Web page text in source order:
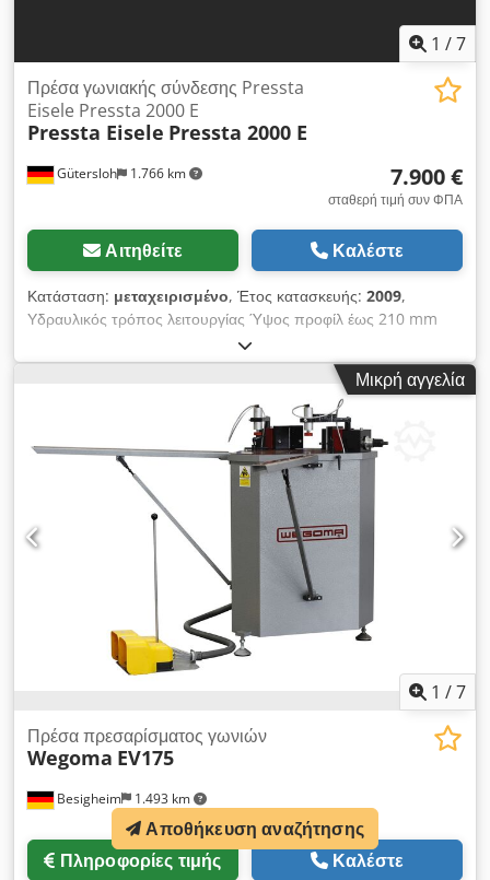
1 /7
Gütersloh 1.766 km
Πρέσα γωνιακής σύνδεσης Pressta
Eisele Pressta 2000 E
Pressta Eisele Pressta 2000 E
7.900 €
σταθερή τιμή συν ΦΠΑ
Αιτηθείτε Καλέστε
Κατάσταση: μεταχειρισμένο, Έτος κατασκευής: 2009,
Υδραυλικός τρόπος λειτουργίας Ύψος προφίλ έως 210 mm
κάτω από τον συγκρατητή Μέγιστο ύψος διάτρησης με διπλά
ρυθμιζόμενες κεφαλές διάτρησης: 145 mm Ύψος περιοριστή:
150 mm Dodpfx Ahsyu Rw Ioisck Βάρος: περ. 450 kgΜικρή αγγελία
1 /7
Besigheim 1.493 km
Πρέσα πρεσαρίσματος γωνιών
Wegoma EV175
Πληροφορίες τιμής Καλέστε
Αποθήκευση αναζήτησης